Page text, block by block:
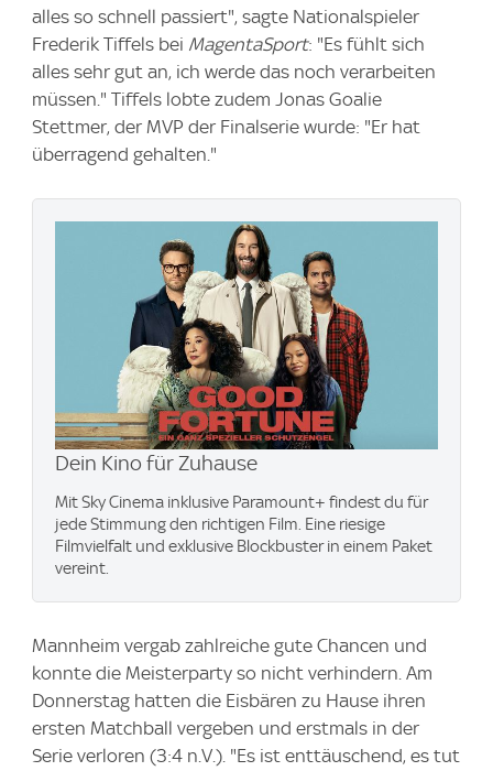
alles so schnell passiert", sagte Nationalspieler
Frederik Tiffels bei MagentaSport: "Es fühlt sich
alles sehr gut an, ich werde das noch verarbeiten
müssen." Tiffels lobte zudem Jonas Goalie
Stettmer, der MVP der Finalserie wurde: "Er hat
überragend gehalten."
Dein Kino für Zuhause
Mit Sky Cinema inklusive Paramount+​ findest du für
jede Stimmung den richtigen Film. Eine riesige
Filmvielfalt und exklusive Blockbuster in einem Paket
vereint.
Mannheim vergab zahlreiche gute Chancen und
konnte die Meisterparty so nicht verhindern. Am
Donnerstag hatten die Eisbären zu Hause ihren
ersten Matchball vergeben und erstmals in der
Serie verloren (3:4 n.V.). "Es ist enttäuschend, es tut